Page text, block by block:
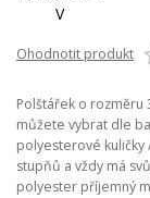
Ohodnotit produkt
Polštářek o rozměru
můžete vybrat dle
polyesterové
stupňů a vždy má
polyester příjemný